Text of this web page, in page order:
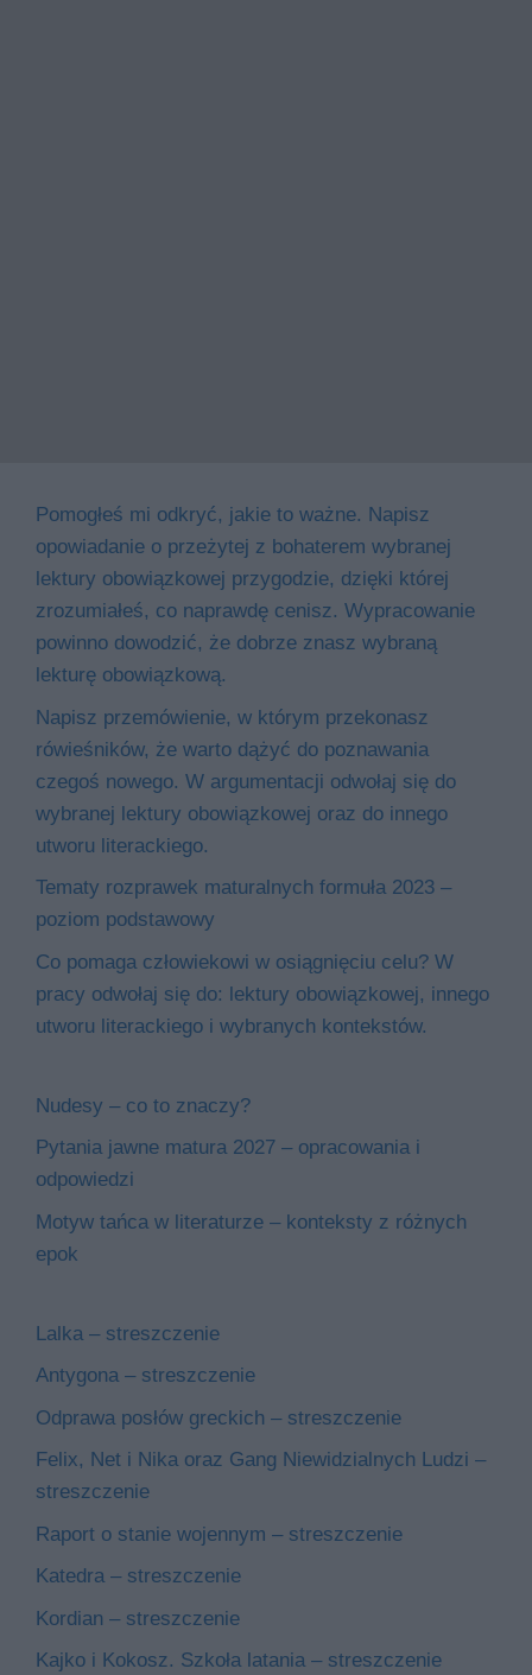
Pomogłeś mi odkryć, jakie to ważne. Napisz
opowiadanie o przeżytej z bohaterem wybranej
lektury obowiązkowej przygodzie, dzięki której
zrozumiałeś, co naprawdę cenisz. Wypracowanie
powinno dowodzić, że dobrze znasz wybraną
lekturę obowiązkową.
Napisz przemówienie, w którym przekonasz
rówieśników, że warto dążyć do poznawania
czegoś nowego. W argumentacji odwołaj się do
wybranej lektury obowiązkowej oraz do innego
utworu literackiego.
Tematy rozprawek maturalnych formuła 2023 –
poziom podstawowy
Co pomaga człowiekowi w osiągnięciu celu? W
pracy odwołaj się do: lektury obowiązkowej, innego
utworu literackiego i wybranych kontekstów.
Nudesy – co to znaczy?
Pytania jawne matura 2027 – opracowania i
odpowiedzi
Motyw tańca w literaturze – konteksty z różnych
epok
Lalka – streszczenie
Antygona – streszczenie
Odprawa posłów greckich – streszczenie
Felix, Net i Nika oraz Gang Niewidzialnych Ludzi –
streszczenie
Raport o stanie wojennym – streszczenie
Katedra – streszczenie
Kordian – streszczenie
Kajko i Kokosz. Szkoła latania – streszczenie